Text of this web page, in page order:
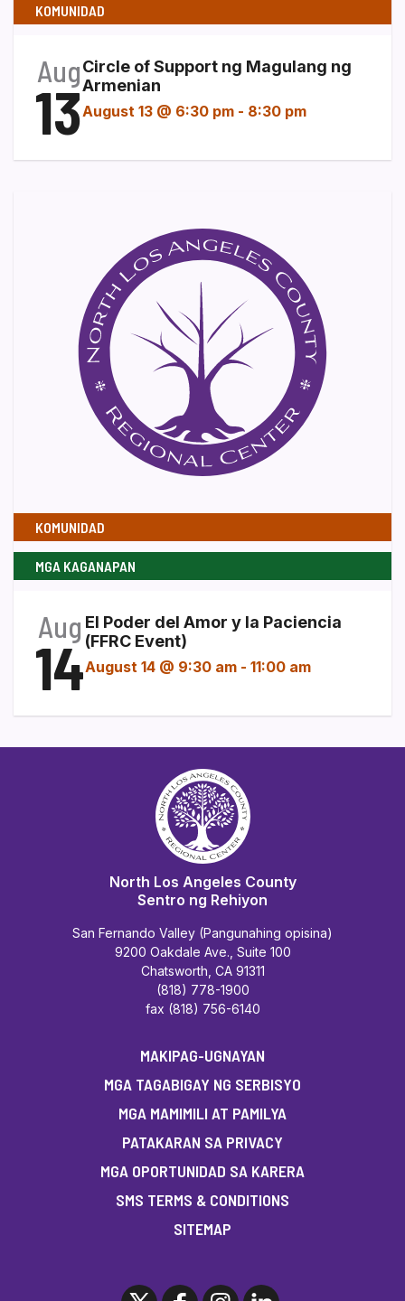
KOMUNIDAD
Aug
13
Circle of Support ng Magulang ng
Armenian
August 13 @ 6:30 pm - 8:30 pm
KOMUNIDAD
MGA KAGANAPAN
Aug
14
El Poder del Amor y la Paciencia
(FFRC Event)
August 14 @ 9:30 am - 11:00 am
North Los Angeles County
Sentro ng Rehiyon
San Fernando Valley (Pangunahing opisina)
9200 Oakdale Ave., Suite 100
Chatsworth, CA 91311
(818) 778-1900
fax (818) 756-6140
MAKIPAG-UGNAYAN
MGA TAGABIGAY NG SERBISYO
MGA MAMIMILI AT PAMILYA
PATAKARAN SA PRIVACY
MGA OPORTUNIDAD SA KARERA
SMS TERMS & CONDITIONS
SITEMAP